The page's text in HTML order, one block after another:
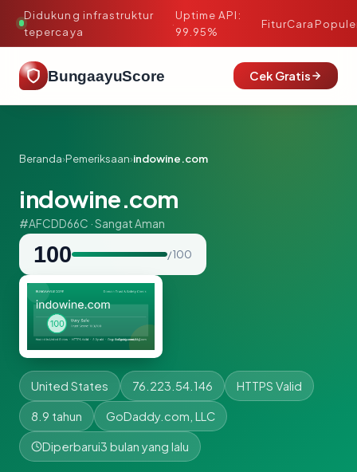
Didukung infrastruktur
tepercaya
·
Uptime API:
99.95%
FiturCara
BungaayuScore Cek Gratis
Beranda›Pemeriksaan›indowine.com
indowine.com
#AFCDD66C · Sangat Aman
100 / 100
United States 76.223.54.146 HTTPS Valid
8.9 tahun GoDaddy.com, LLC
Diperbarui3 bulan yang lalu